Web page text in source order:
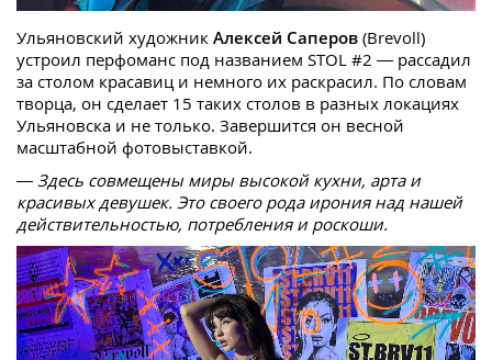
Ульяновский художник Алексей Саперов (Brevoll)
устроил перфоманс под названием STOL #2 — рассадил
за столом красавиц и немного их раскрасил. По словам
творца, он сделает 15 таких столов в разных локациях
Ульяновска и не только. Завершится он весной
масштабной фотовыставкой.
— Здесь совмещены миры высокой кухни, арта и
красивых девушек. Это своего рода ирония над нашей
действительностью, потребления и роскоши.